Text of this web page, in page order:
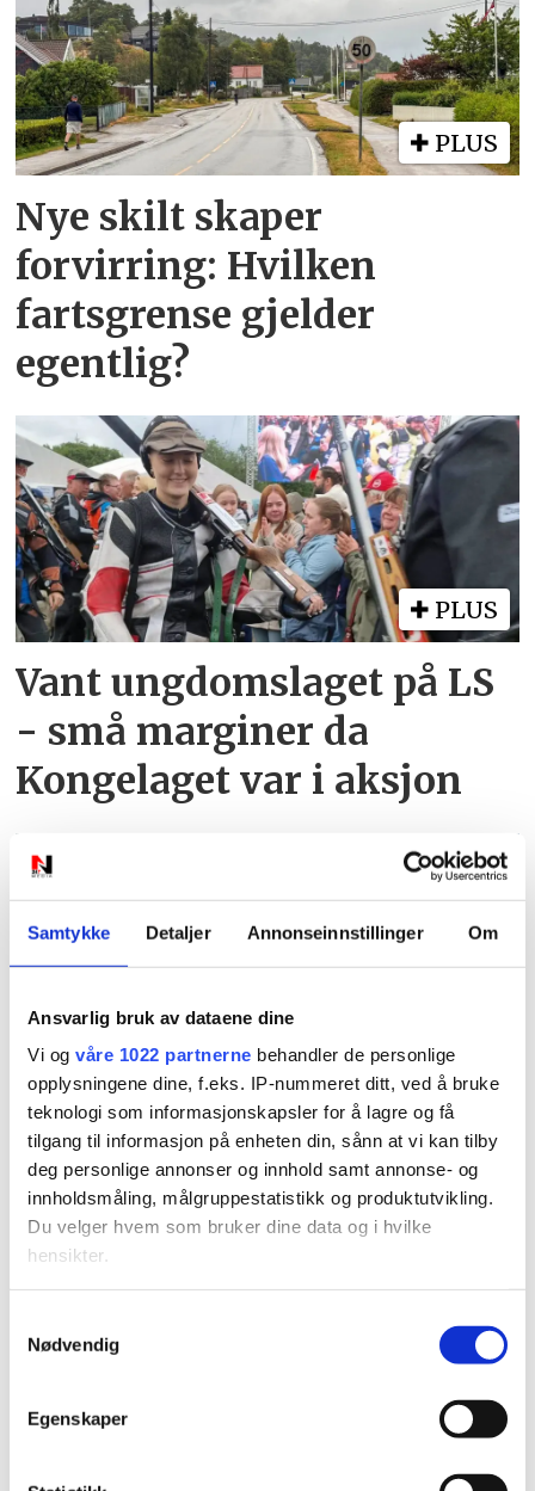
Samtykke Detaljer Annonseinnstillinger Om
Ansvarlig bruk av dataene dine
Vi og våre 1022 partnerne behandler de personlige
opplysningene dine, f.eks. IP-nummeret ditt, ved å bruke
teknologi som informasjonskapsler for å lagre og få
tilgang til informasjon på enheten din, sånn at vi kan tilby
deg personlige annonser og innhold samt annonse- og
innholdsmåling, målgruppestatistikk og produktutvikling.
Du velger hvem som bruker dine data og i hvilke
hensikter.
Innhente informasjon om den geografiske
Identifisere enheten din ved å aktivt skanne den for
Nødvendig
Egenskaper
PLUS
Nye skilt skaper
forvirring: Hvilken
fartsgrense gjelder
egentlig?
PLUS
Vant ungdomslaget på LS
- små marginer da
Kongelaget var i aksjon
Malene bytter ut Tangvall
med New York: – Pappa
har gitt seg nå
PLUS